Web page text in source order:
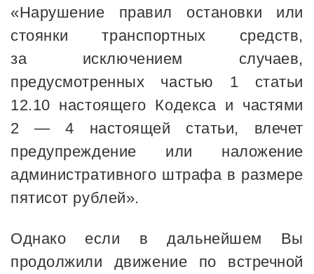
«Нарушение правил остановки или
стоянки транспортных средств,
за исключением случаев,
предусмотренных частью 1 статьи
12.10 настоящего Кодекса и частями
2 — 4 настоящей статьи, влечет
предупреждение или наложение
административного штрафа в размере
пятисот рублей».
Однако если в дальнейшем Вы
продолжили движение по встречной